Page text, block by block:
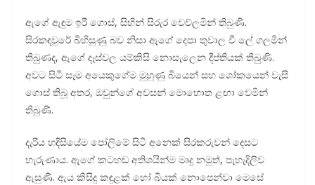
ඇගේ ඇඳුම ඉරී ගොස්, සිහින් සිරුර වෙව්ලමින් තිබුණි.
සිරකඳවුරේ බිහිසුණු බව නිසා ඇගේ දෙපා තුවාල වී ලේ ගලමින්
තිබුණද, ඇගේ දෑස්වල යම්කිසි නොසැලෙන දීප්තියක් තිබුණි.
අවට සිටි සෑම අයෙකුගේම මුහුණු බියෙන් සහ ශෝකයෙන් වැසී
ගොස් තිබූ අතර, ඔවුන්ගේ අවසන් මොහොත ළඟා වෙමින්
තිබුණි.
දැරිය හදිසියේම පෝලිමේ සිටි අනෙක් සිරකරුවන් දෙසට
හැරුණාය. ඇගේ කටහඬ අතිශයින්ම මෘදු නමුත්, පැහැදිලිව
ඇසුණි. ඇය කිසිදු කඳුළක් හෝ බියක් නොපෙන්වා මෙසේ